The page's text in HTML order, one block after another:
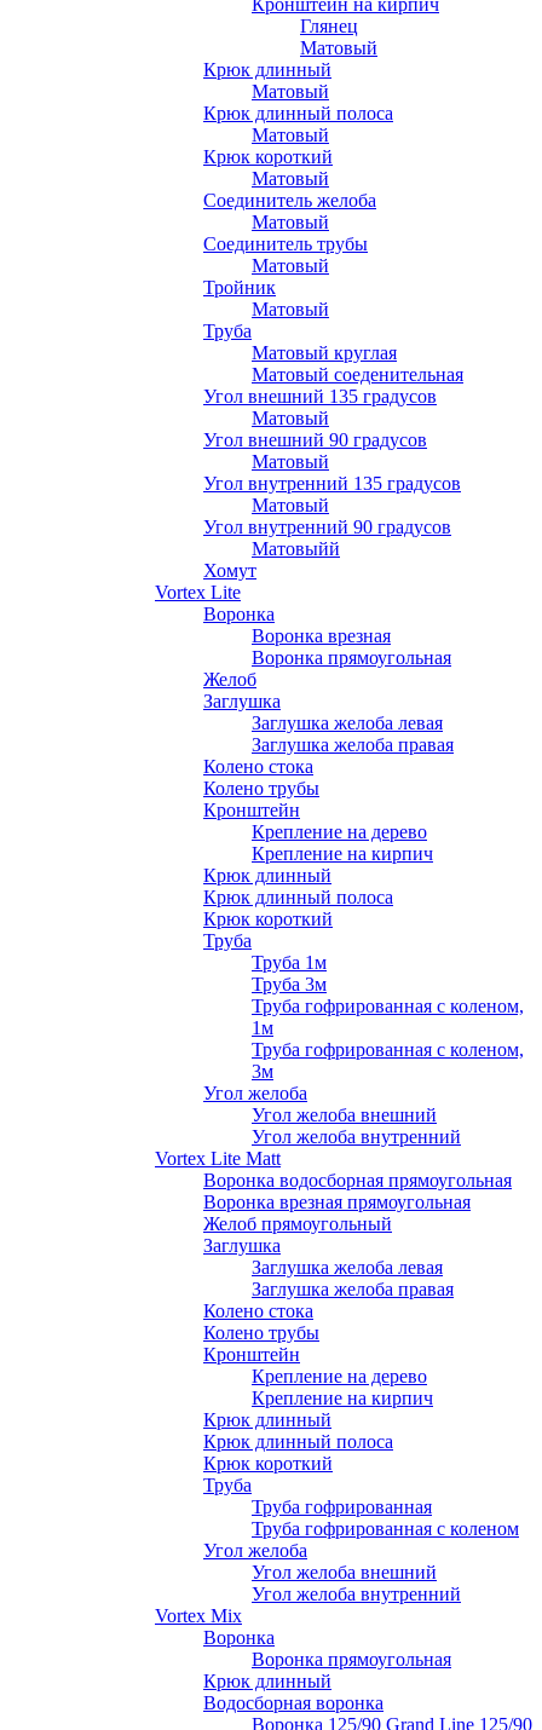
Кронштейн на кирпич
Глянец
Матовый
Крюк длинный
Матовый
Крюк длинный полоса
Матовый
Крюк короткий
Матовый
Соединитель желоба
Матовый
Соединитель трубы
Матовый
Тройник
Матовый
Труба
Матовый круглая
Матовый соеденительная
Угол внешний 135 градусов
Матовый
Угол внешний 90 градусов
Матовый
Угол внутренний 135 градусов
Матовый
Угол внутренний 90 градусов
Матовыйй
Хомут
Vortex Lite
Воронка
Воронка врезная
Воронка прямоугольная
Желоб
Заглушка
Заглушка желоба левая
Заглушка желоба правая
Колено стока
Колено трубы
Кронштейн
Крепление на дерево
Крепление на кирпич
Крюк длинный
Крюк длинный полоса
Крюк короткий
Труба
Труба 1м
Труба 3м
Труба гофрированная с коленом,
1м
Труба гофрированная с коленом,
3м
Угол желоба
Угол желоба внешний
Угол желоба внутренний
Vortex Lite Matt
Воронка водосборная прямоугольная
Воронка врезная прямоугольная
Желоб прямоугольный
Заглушка
Заглушка желоба левая
Заглушка желоба правая
Колено стока
Колено трубы
Кронштейн
Крепление на дерево
Крепление на кирпич
Крюк длинный
Крюк длинный полоса
Крюк короткий
Труба
Труба гофрированная
Труба гофрированная с коленом
Угол желоба
Угол желоба внешний
Угол желоба внутренний
Vortex Mix
Воронка
Воронка прямоугольная
Крюк длинный
Водосборная воронка
Воронка 125/90 Grand Line 125/90